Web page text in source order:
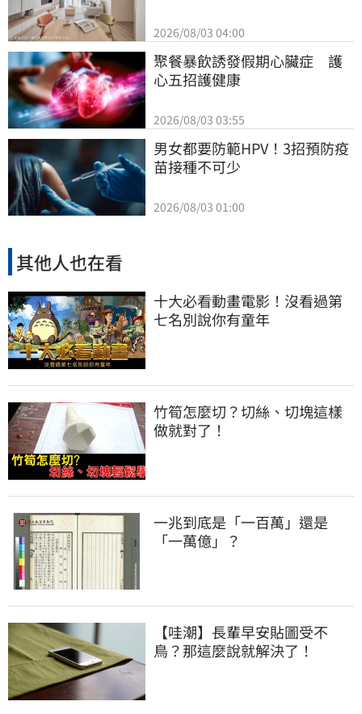
2026/08/03 04:00
聚餐暴飲誘發假期心臟症　護
心五招護健康
2026/08/03 03:55
男女都要防範HPV！3招預防疫
苗接種不可少
2026/08/03 01:00
其他人也在看
十大必看動畫電影！沒看過第
七名別說你有童年
竹筍怎麼切？切絲、切塊這樣
做就對了！
一兆到底是「一百萬」還是
「一萬億」？
【哇潮】長輩早安貼圖受不
鳥？那這麼說就解決了！